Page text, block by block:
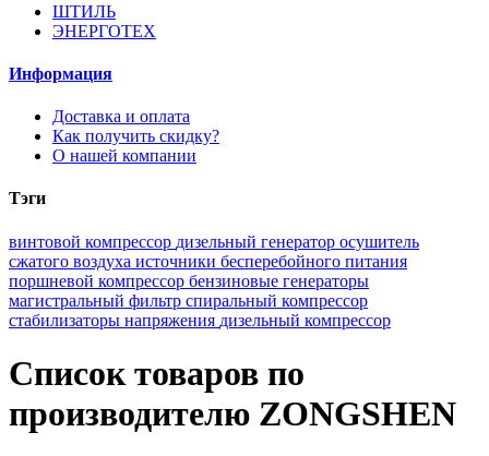
ШТИЛЬ
ЭНЕРГОТЕХ
Информация
Доставка и оплата
Как получить скидку?
О нашей компании
Тэги
винтовой компрессор дизельный генератор осушитель
сжатого воздуха источники бесперебойного питания
поршневой компрессор бензиновые генераторы
магистральный фильтр спиральный компрессор
стабилизаторы напряжения дизельный компрессор
Список товаров по
производителю ZONGSHEN